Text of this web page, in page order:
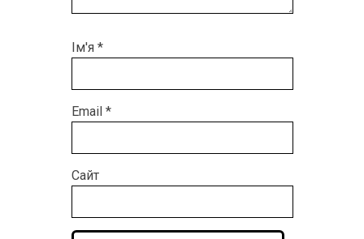
Ім'я *
Email *
Сайт